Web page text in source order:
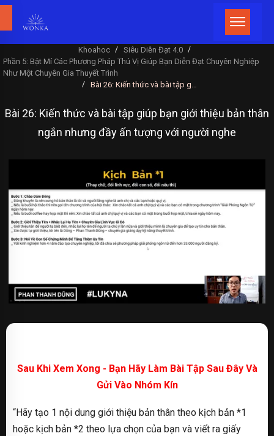
Khoahoc / Siêu Diễn Đạt 4.0 /
Phần 5: Bật Mí Các Phương Pháp Thú Vị Giúp Bạn Diễn Đạt Chuyên Nghiệp
Như Một Chuyên Gia Thuyết Trình
/
Bài 26: Kiến thức và bài tập giúp bạn giới thiệu bản thân
ngắn nhưng đầy ấn tượng với người nghe
Sau Khi Xem Xong - Bạn Hãy Làm Bài Tập Sau Đây Và
Gửi Vào Nhóm Kín
“Hãy tạo 1 nội dung giới thiệu bản thân theo kịch bản *1
hoặc kịch bản *2 theo lựa chọn của bạn và viết ra giấy